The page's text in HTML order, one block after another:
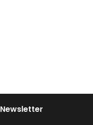
Newsletter